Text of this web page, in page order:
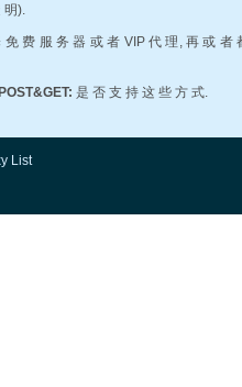
明).
免 费 服 务 器 或 者 VIP 代 理, 再 或 者
是 否 支 持 这 些 方 式.
List